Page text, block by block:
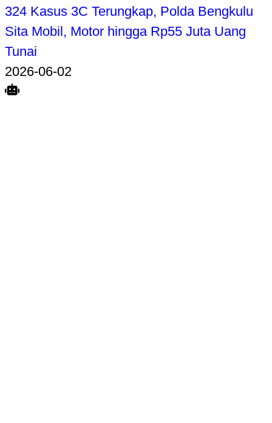
324 Kasus 3C Terungkap, Polda Bengkulu
Sita Mobil, Motor hingga Rp55 Juta Uang
Tunai
2026-06-02